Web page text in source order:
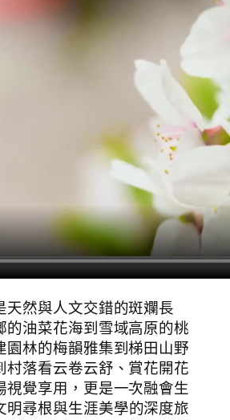
天然與人文交錯的斑斕長
的油菜花海到雪域高原的桃
園林的梅韻雅集到梯田山野
村落看云卷云舒、賞花開花
視覺享用，更是一次融會生
明尋根與生涯美學的深度旅